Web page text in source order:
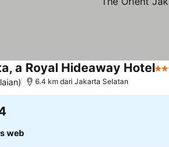
a Royal Hideaway Hotel5
6.4 km dari Jakarta Selatan
web